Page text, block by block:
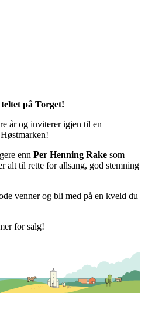
på Torget!
år og inviterer igjen til en
enn Per Henning Rake som
alt til rette for allsang, god stemning
venner og bli med på en kveld du
for salg!